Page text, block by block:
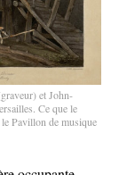
et John-
Ce que le
Pavillon de musique